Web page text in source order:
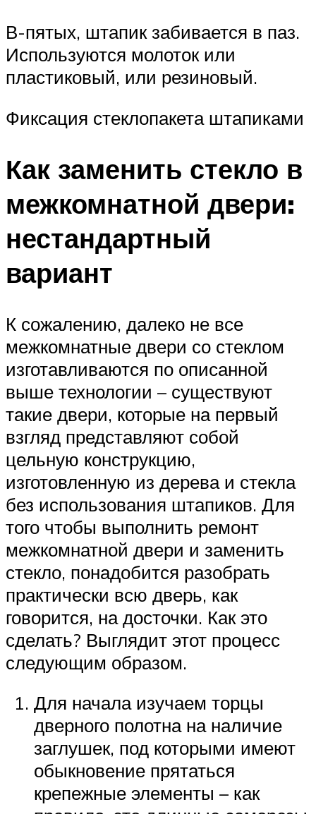
В-пятых, штапик забивается в паз.
Используются молоток или
пластиковый, или резиновый.
Фиксация стеклопакета штапиками
Как заменить стекло в
межкомнатной двери:
нестандартный
вариант
К сожалению, далеко не все
межкомнатные двери со стеклом
изготавливаются по описанной
выше технологии – существуют
такие двери, которые на первый
взгляд представляют собой
цельную конструкцию,
изготовленную из дерева и стекла
без использования штапиков. Для
того чтобы выполнить ремонт
межкомнатной двери и заменить
стекло, понадобится разобрать
практически всю дверь, как
говорится, на досточки. Как это
сделать? Выглядит этот процесс
следующим образом.
Для начала изучаем торцы
дверного полотна на наличие
заглушек, под которыми имеют
обыкновение прятаться
крепежные элементы – как